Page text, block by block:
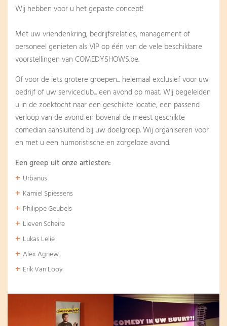
Wij hebben voor u het gepaste concept!
Met uw vriendenkring, bedrijfsrelaties, management of
personeel genieten als VIP op één van de vele beschikbare
voorstellingen van COMEDYSHOWS.be.
Of voor de iets grotere groepen... helemaal exclusief voor uw
bedrijf of uw serviceclub... een avond op maat. Wij begeleiden
u in de zoektocht naar een geschikte locatie, een passend
verloop van de avond en bovenal de meest geschikte
comedian aansluitend bij uw doelgroep. Wij organiseren voor
en met u een humoristische en zorgeloze avond.
Een greep uit onze artiesten:
Urbanus
Kamiel Spiessens
Philippe Geubels
Lieven Scheire
Lukas Lelie
Alex Agnew
Erik Van Looy